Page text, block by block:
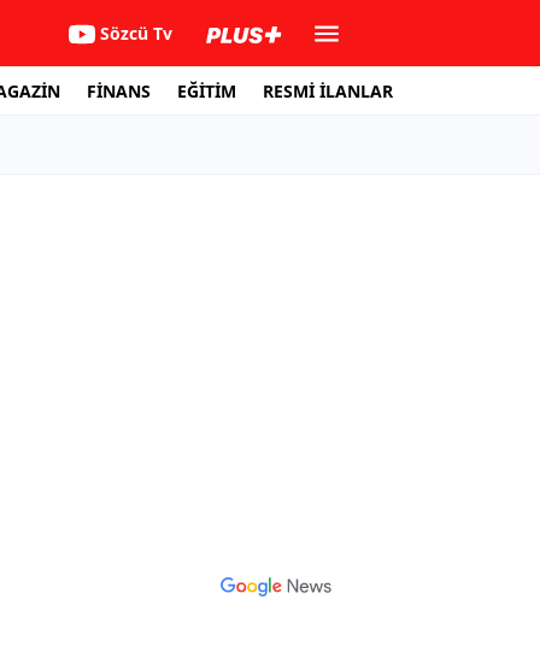
Sözcü Tv
FİNANS EĞİTİM RESMİ İLANLAR